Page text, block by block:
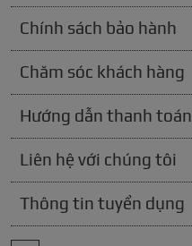
Chính sách bảo hành
Chăm sóc khách hàng
Hướng dẫn thanh toán
Liên hệ với chúng tôi
Thông tin tuyển dụng